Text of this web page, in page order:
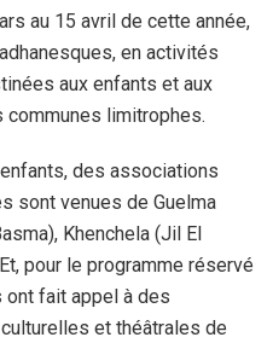
au 15 avril de cette année,
en activités
aux enfants et aux
limitrophes.
des associations
sont venues de Guelma
Khenchela (Jil El
pour le programme réservé
ont fait appel à des
et théâtrales de